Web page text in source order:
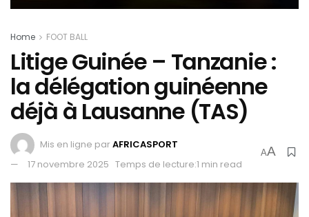
Home FOOT BALL
Litige Guinée – Tanzanie :
la délégation guinéenne
déjà à Lausanne (TAS)
Mis en ligne parAFRICASPORT
17 novembre 2025 Temps de lecture:1 min read
AA